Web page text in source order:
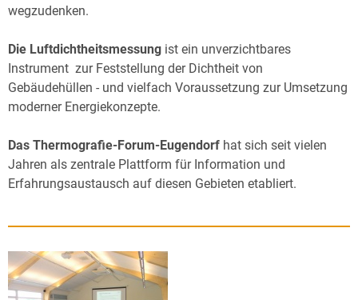
wegzudenken.
Die Luftdichtheitsmessung ist ein unverzichtbares
Instrument zur Feststellung der Dichtheit von
Gebäudehüllen - und vielfach Voraussetzung zur Umsetzung
moderner Energiekonzepte.
Das Thermografie-Forum-Eugendorf hat sich seit vielen
Jahren als zentrale Plattform für Information und
Erfahrungsaustausch auf diesen Gebieten etabliert.